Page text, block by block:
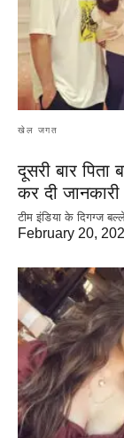
खेल जगत
दूसरी बार‌ पिता
कर दी‌ जानकारी
टीम इंडिया के दिगग्ज
February 20,